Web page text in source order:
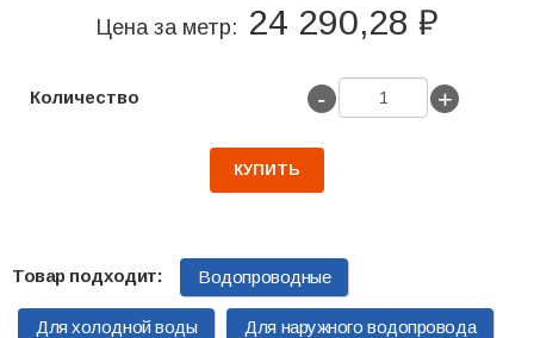
Цена за метр: 24 290,28 ₽
Количество - +
КУПИТЬ
Водопроводные
Для холодной воды Для наружного водопровода